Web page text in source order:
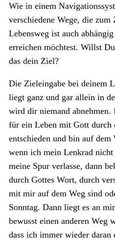
Wie in einem
verschiedene Wege, die
Lebensweg ist auch
erreichen möchtest. Willst
das dein Ziel?
Die Zieleingabe bei deinem
liegt ganz und gar allein in
wird dir niemand abnehmen.
für ein Leben mit Gott durch
entschieden und bin auf
wenn ich mein Lenkrad
meine Spur verlasse, dann
durch Gottes Wort, durch
mit mir auf dem Weg sind
Sonntag. Dann liegt es an
bewusst einen anderen Weg
dass ich immer wieder